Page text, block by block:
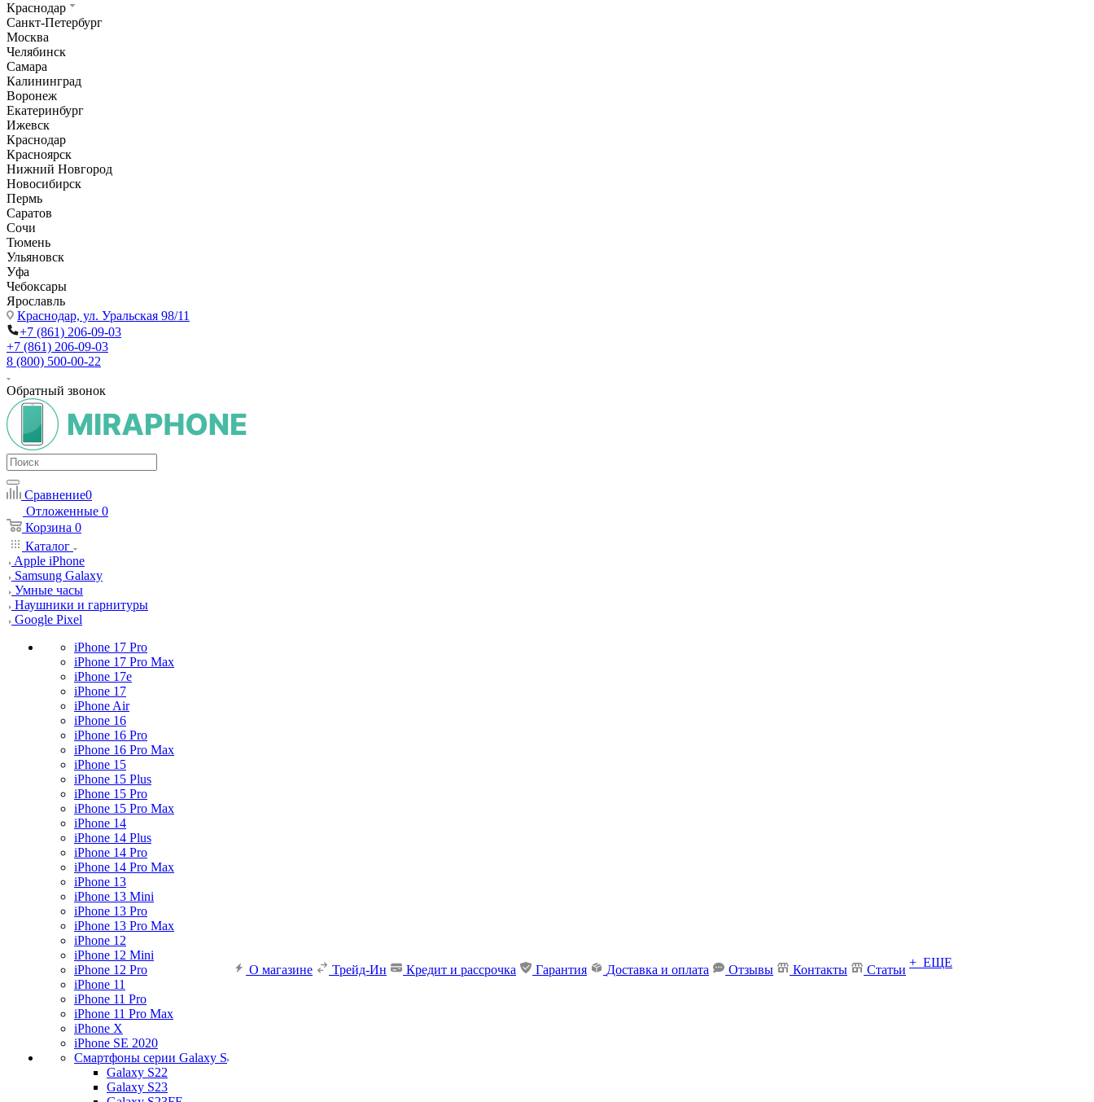
Краснодар
Санкт-Петербург
Москва
Челябинск
Самара
Калининград
Воронеж
Екатеринбург
Ижевск
Краснодар
Красноярск
Нижний Новгород
Новосибирск
Пермь
Саратов
Сочи
Тюмень
Ульяновск
Уфа
Чебоксары
Ярославль
Краснодар, ул. Уральская 98/11
+7 (861) 206-09-03
+7 (861) 206-09-03
8 (800) 500-00-22
Обратный звонок
Сравнение0
Отложенные 0
Корзина 0
Каталог
Apple iPhone
Samsung Galaxy
Умные часы
Наушники и гарнитуры
Google Pixel
iPhone 17 Pro
iPhone 17 Pro Max
iPhone 17e
iPhone 17
iPhone Air
iPhone 16
iPhone 16 Pro
iPhone 16 Pro Max
iPhone 15
iPhone 15 Plus
iPhone 15 Pro
iPhone 15 Pro Max
iPhone 14
iPhone 14 Plus
iPhone 14 Pro
iPhone 14 Pro Max
iPhone 13
iPhone 13 Mini
iPhone 13 Pro
iPhone 13 Pro Max
iPhone 12
iPhone 12 Mini
iPhone 12 Pro
iPhone 11
iPhone 11 Pro
iPhone 11 Pro Max
iPhone X
iPhone SE 2020
Смартфоны серии Galaxy S
Galaxy S22
Galaxy S23
О магазине Трейд-Ин Кредит и рассрочка Гарантия Доставка и оплата Отзывы Контакты Статьи
+ ЕЩЕ